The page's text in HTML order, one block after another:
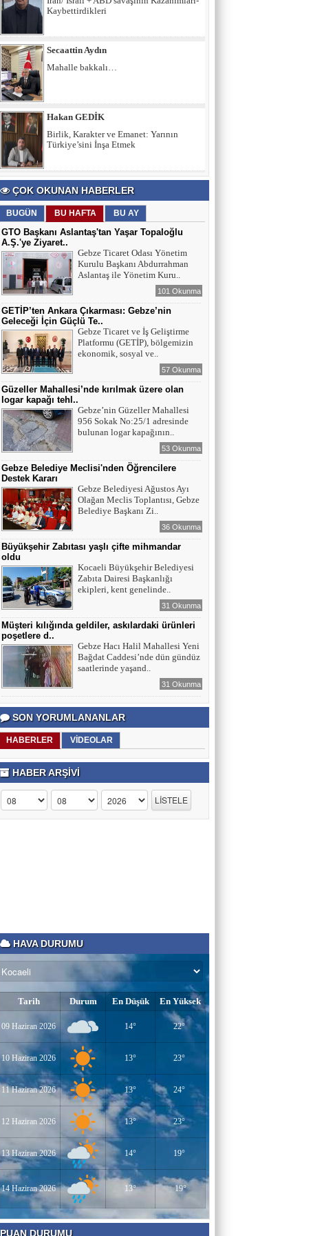
Kaybettirdikleri
Secaattin Aydın
Mahalle bakkalı…
Hakan GEDİK
Birlik, Karakter ve Emanet: Yarının
Türkiye’sini İnşa Etmek
Başkan Aslantaş’a "Hırsız" demek
insafsızlıktır
ÇOK OKUNAN HABERLER
BUGÜN BU HAFTA BU AY
GTO Başkanı Aslantaş'tan Yaşar Topaloğlu
A.Ş.'ye Ziyaret..
Gebze Ticaret Odası Yönetim
Kurulu Başkanı Abdurrahman
Aslantaş ile Yönetim Kuru..
101 Okunma
GETİP’ten Ankara Çıkarması: Gebze’nin
Geleceği İçin Güçlü Te..
Gebze Ticaret ve İş Geliştirme
Platformu (GETİP), bölgemizin
ekonomik, sosyal ve..
57 Okunma
Güzeller Mahallesi’nde kırılmak üzere olan
logar kapağı tehl..
Gebze’nin Güzeller Mahallesi
956 Sokak No:25/1 adresinde
bulunan logar kapağının..
53 Okunma
Gebze Belediye Meclisi'nden Öğrencilere
Destek Kararı
Gebze Belediyesi Ağustos Ayı
Olağan Meclis Toplantısı, Gebze
Belediye Başkanı Zi..
36 Okunma
Büyükşehir Zabıtası yaşlı çifte mihmandar
oldu
Kocaeli Büyükşehir Belediyesi
Zabıta Dairesi Başkanlığı
ekipleri, kent genelinde..
31 Okunma
Müşteri kılığında geldiler, askılardaki ürünleri
poşetlere d..
Gebze Hacı Halil Mahallesi Yeni
Bağdat Caddesi’nde dün gündüz
saatlerinde yaşand..
31 Okunma
SON YORUMLANANLAR
HABERLER VİDEOLAR
HABER ARŞİVİ
HAVA DURUMU
Tarih Durum En Düşük En Yüksek
09 Haziran 2026 14° 22°
10 Haziran 2026 13° 23°
11 Haziran 2026 13° 24°
12 Haziran 2026 13° 23°
13 Haziran 2026 14° 19°
14 Haziran 2026 13° 19°
PUAN DURUMU